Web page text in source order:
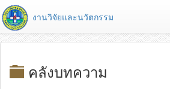
งานวิจัยและนวัตกรรม
คลังบทความ